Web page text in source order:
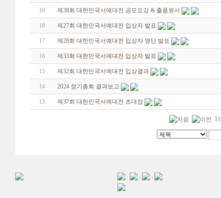
19 제38회 대한민국서예대전 공모요강 & 출품원서
18 제27회 대한민국서예대전 입상자 발표
17 제28회 대한민국서예대전 입상자 명단 발표
16 제33회 대한민국서예대전 입상자 발표
15 제32회 대한민국서예대전 입상결과
14 2024 정기총회 결과보고
13 제37회 대한민국서예대전 초대장
11